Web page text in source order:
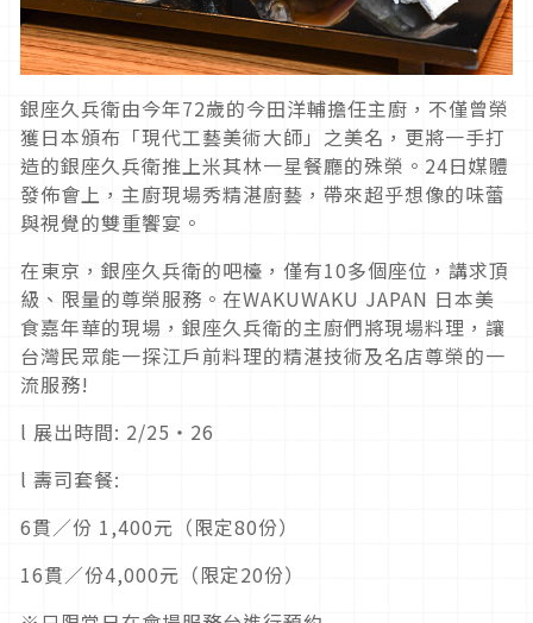
銀座久兵衛由今年72歲的今田洋輔擔任主廚，不僅曾榮
獲日本頒布「現代工藝美術大師」之美名，更將一手打
造的銀座久兵衛推上米其林一星餐廳的殊榮。24日媒體
發佈會上，主廚現場秀精湛廚藝，帶來超乎想像的味蕾
與視覺的雙重饗宴。
在東京，銀座久兵衛的吧檯，僅有10多個座位，講求頂
級、限量的尊榮服務。在WAKUWAKU JAPAN 日本美
食嘉年華的現場，銀座久兵衛的主廚們將現場料理，讓
台灣民眾能一探江戶前料理的精湛技術及名店尊榮的一
流服務!
l 展出時間: 2/25・26
l 壽司套餐:
6貫／份 1,400元（限定80份）
16貫／份4,000元（限定20份）